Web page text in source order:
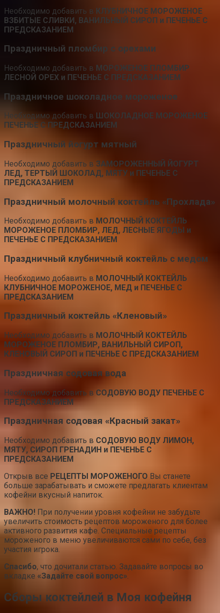
Необходимо добавить в КЛУБНИЧНОЕ МОРОЖЕНОЕ
ВЗБИТЫЕ СЛИВКИ, ВАНИЛЬНЫЙ СИРОП и ПЕЧЕНЬЕ С
ПРЕДСКАЗАНИЕМ
Праздничный пломбир с орехами
Необходимо добавить в МОРОЖЕНОЕ ПЛОМБИР
ЛЕСНОЙ ОРЕХ и ПЕЧЕНЬЕ С ПРЕДСКАЗАНИЕМ
Праздничное шоколадное мороженое
Необходимо добавить в ШОКОЛАДНОЕ МОРОЖЕНОЕ
ПЕЧЕНЬЕ С ПРЕДСКАЗАНИЕМ
Праздничный йогурт мятный
Необходимо добавить в ЗАМОРОЖЕННЫЙ ЙОГУРТ
ЛЕД, ТЕРТЫЙ ШОКОЛАД, МЯТУ и ПЕЧЕНЬЕ С
ПРЕДСКАЗАНИЕМ
Праздничный молочный коктейль «Прохлада»
Необходимо добавить в МОЛОЧНЫЙ КОКТЕЙЛЬ
МОРОЖЕНОЕ ПЛОМБИР, ЛЕД, ЛЕСНЫЕ ЯГОДЫ и
ПЕЧЕНЬЕ С ПРЕДСКАЗАНИЕМ
Праздничный клубничный коктейль с медом
Необходимо добавить в МОЛОЧНЫЙ КОКТЕЙЛЬ
КЛУБНИЧНОЕ МОРОЖЕНОЕ, МЕД и ПЕЧЕНЬЕ С
ПРЕДСКАЗАНИЕМ
Праздничный коктейль «Кленовый»
Необходимо добавить в МОЛОЧНЫЙ КОКТЕЙЛЬ
МОРОЖЕНОЕ ПЛОМБИР, ВАНИЛЬНЫЙ СИРОП,
КЛЕНОВЫЙ СИРОП и ПЕЧЕНЬЕ С ПРЕДСКАЗАНИЕМ
Праздничная содовая вода
Необходимо добавить в СОДОВУЮ ВОДУ ПЕЧЕНЬЕ С
ПРЕДСКАЗАНИЕМ
Праздничная содовая «Красный закат»
Необходимо добавить в СОДОВУЮ ВОДУ ЛИМОН,
МЯТУ, СИРОП ГРЕНАДИН и ПЕЧЕНЬЕ С
ПРЕДСКАЗАНИЕМ
Открыв все РЕЦЕПТЫ МОРОЖЕНОГО Вы станете
больше зарабатывать и сможете предлагать клиентам
кофейни вкусный напиток.
ВАЖНО! При получении уровня кофейни не забудьте
увеличить стоимость рецептов мороженого для более
активного развития кафе. Специальные рецепты
мороженого в меню увеличиваются сами по себе, без
участия игрока.
Спасибо, что дочитали статью. Задавайте вопросы во
вкладке «Задайте свой вопрос».
Сборы коктейлей в Моя кофейня